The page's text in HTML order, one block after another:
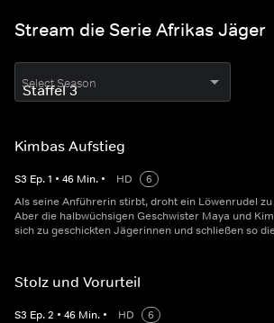
Stream die Serie Afrikas Jäger
Select Season
Kimbas Aufstieg
S3 Ep.1 • 46 Min. • HD
6
Als seine Anführerin stirbt, droht ein Löwenrudel
Aber die halbwüchsigen Geschwister Maya und
sich zu geschickten Jägerinnen und schließen so
Stolz und Vorurteil
S3 Ep.2 • 46 Min. • HD
6